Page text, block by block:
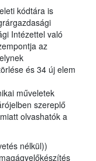
kódtára is
Intézettel való
az
és 34 új elem
műveletek
szereplő
olvashatók a
nélkül))